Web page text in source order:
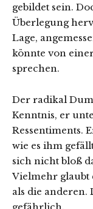
gebildet sein.
Überlegung
Lage,
könnte von
sprechen.
Der radikal
Kenntnis, er
Ressentiments.
wie es ihm
sich nicht bloß
Vielmehr glaubt
als die anderen.